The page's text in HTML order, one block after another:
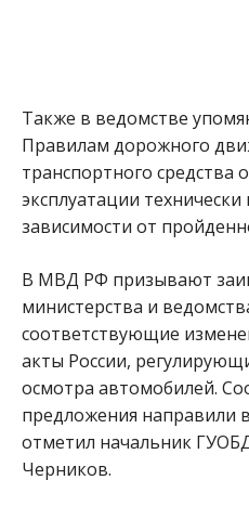
Также в ведомстве
Правилам дорожного
транспортного средства
эксплуатации
зависимости от
В МВД РФ призывают
министерства и
соответствующие
акты России,
осмотра автомобилей.
предложения направили
отметил начальник
Черников.